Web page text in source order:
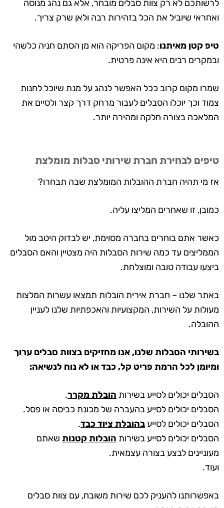
לרשותכם לא רק צוות סבלים מובחר, אלא גם נהג מנוסה
ואחראי שיוביל את הכל בזהירות רבה ולאן שרק צריך.
טיפ קטן מאיתנו: מקום הפריקה הוא מן הסתם חניה כלשהי
ובמקרים רבים היא אינה פרטית.
שמרו מקום קרוב ככל האפשר לנהג על מנת שיוכל לחנות
צמוד וכך יוכלו הסבלים לעבור מרחק דרך קצר ולסיים את
המלאכה בצורה חלקה ומהירה יותר.
טיפים לבחירת חברת שירותי סבלות מומלצת
אז מי תהיה חברת ההובלות המומלצת שבה תבחרו?
כמובן, זו שאחרים המליצו עליה.
כאשר אתם בוחרים בחברה מסוימת, יש לבדוק היטב מול
הממליצים עד כמה שירות הסבלות היה מצטיין והאם הסבלים
ביצעו עבודה טובה ומוצלחת.
באתר שלנו – חברת אירית הובלות תמצאו עשרות המלצות
מעולות על השירות, המקצועיות והאכפתיות שלנו לעניין
ההובלה.
בשירותי הסבלות שלנו, אנו מחזיקים בצוות סבלים ערוך
ומיומן לכל הרמת פריט קל, כבד או לא נוח לנשיאה:
הסבלים יכולים לסייע בשירות הובלת מקרר.
הסבלים יכולים לסייע בהעברה של מכונת כביסה או פסל.
הסבלים יכולים לסייעבהובלת ציוד כבד.
הסבלים יכולים לסייע בשירות הובלות קטנות שאתם
מעוניינים לבצע בצורה עצמאית.
ועוד.
באפשרותנו להעניק לכם שירות משובח, עם צוות סבלים